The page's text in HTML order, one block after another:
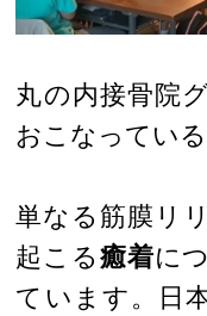
丸の内接骨院
おこなってい
単なる筋膜リ
起こる 癒着に
ています。日